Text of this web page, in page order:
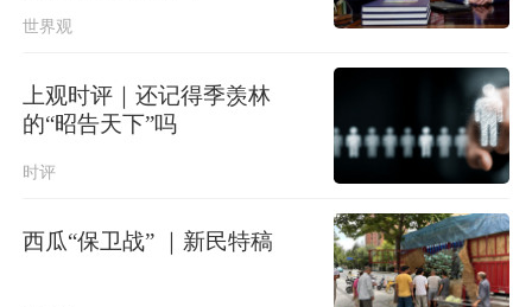
蔡皋在加拿大领取国际安徒生奖，系
中国东方电气集团原党组副书记、董
事宋致远被查
练 禁止驶入
世界观
上观时评｜还记得季羡林
的“昭告天下”吗
时评
西瓜“保卫战” ｜新民特稿